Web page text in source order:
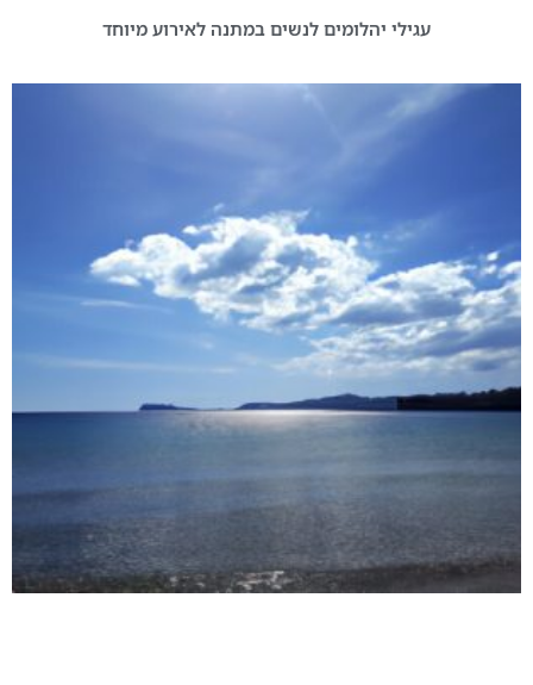
עגילי יהלומים לנשים במתנה לאירוע מיוחד